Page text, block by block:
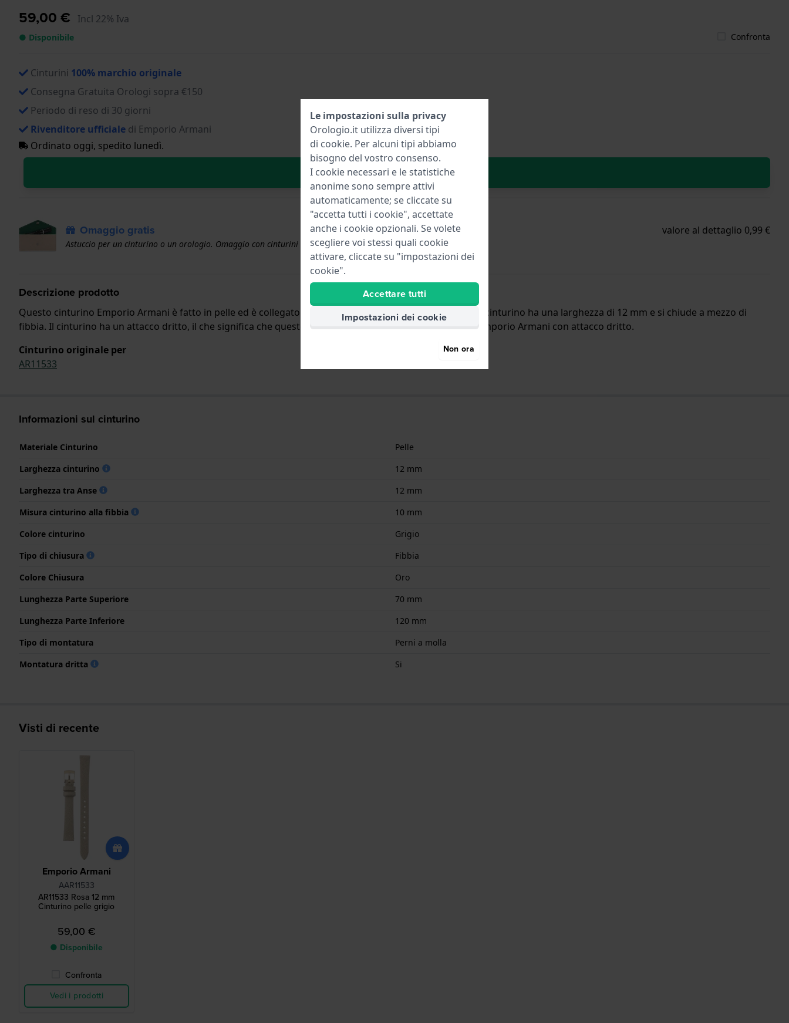
59,00 € Incl 22% Iva
● Disponibile Confronta
Cinturini 100% marchio originale
Consegna Gratuita Orologi sopra €150
Periodo di reso di 30 giorni
Rivenditore ufficiale di Emporio Armani
Ordinato oggi, spedito lunedì.
Aggiungi al carrello
Omaggio gratis valore al dettaglio 0,99 €
Astuccio per un cinturino o un orologio. Omaggio con cinturini superiori a € 50
Descrizione prodotto
Questo cinturino Emporio Armani è fatto in pelle ed è collegato all'orologio per mezzo di perni a molla. Il cinturino ha una larghezza di 12 mm e si chiude a mezzo di
fibbia. Il cinturino ha un attacco dritto, il che significa che questo cinturino è adatto a tutti gli orologi di Emporio Armani con attacco dritto.
Cinturino originale per
AR11533
Informazioni sul cinturino
Materiale Cinturino
Pelle
Larghezza cinturino
12 mm
Larghezza tra Anse
12 mm
Misura cinturino alla fibbia
10 mm
Colore cinturino
Grigio
Tipo di chiusura
Fibbia
Colore Chiusura
Oro
Lunghezza Parte Superiore
70 mm
Lunghezza Parte Inferiore
120 mm
Tipo di montatura
Perni a molla
Montatura dritta
Si
Visti di recente
Emporio Armani
AAR11533
AR11533 Rosa 12 mm
Cinturino pelle grigio
59,00 €
● Disponibile
Confronta
Vedi i prodotti
Le impostazioni sulla privacy
Orologio.it utilizza diversi tipi
di cookie. Per alcuni tipi abbiamo
bisogno del vostro consenso.
I cookie necessari e le statistiche
anonime sono sempre attivi
automaticamente; se cliccate su
"accetta tutti i cookie", accettate
anche i cookie opzionali. Se volete
scegliere voi stessi quali cookie
attivare, cliccate su "impostazioni dei
cookie".
Accettare tutti
Impostazioni dei cookie
Non ora